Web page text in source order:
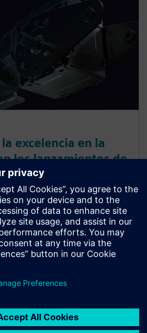
excelencia en la
los lanzamientos de
los procesos de gestión de la
hasta la fabricación. Descubre
implementar procesos de mejora
los lanzamientos de nuevos
e-book.